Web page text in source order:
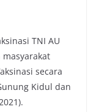
TNI AU
secara
Kidul dan